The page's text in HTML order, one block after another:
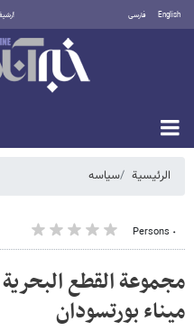
English فارسی
الرئيسية سیاسه
٠ Persons
مجموعة القطع
میناء بورتسودان